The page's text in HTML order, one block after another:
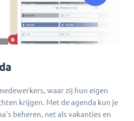
waar zij hun eigen
krijgen. Met de agenda kun je
beheren, net als vakanties en